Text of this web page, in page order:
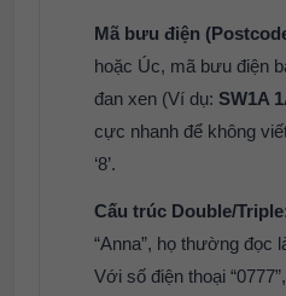
Mã bưu điện
hoặc Úc, mã bưu điện
đan xen (Ví dụ: SW1A
cực nhanh để không
‘8’.
Cấu trúc Double/
“Anna”, họ thường đọc
Với số điện thoại